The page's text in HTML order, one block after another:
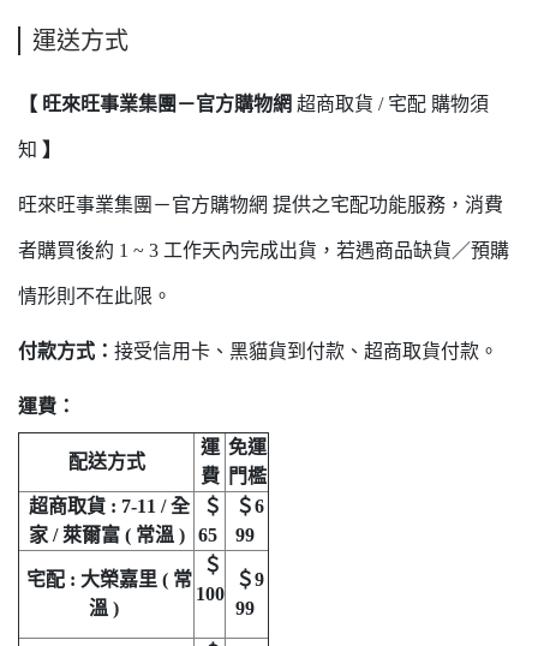
運送方式
【 旺來旺事業集團－官方購物網 超商取貨 / 宅配 購物須
知 】
旺來旺事業集團－官方購物網 提供之宅配功能服務，消費
者購買後約 1 ~ 3 工作天內完成出貨，若遇商品缺貨／預購
情形則不在此限。
付款方式： 接受信用卡、黑貓貨到付款、超商取貨付款。
運費：
配送方式
運
費
免運
門檻
超商取貨 : 7-11 / 全
家 / 萊爾富 ( 常溫 )
＄
65
＄6
99
宅配 : 大榮嘉里 ( 常
溫 )
＄
100
＄9
99